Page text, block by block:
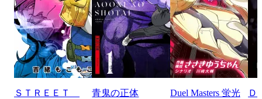
ＳＴＲＥＥＴ
青鬼の正体
Duel Masters 蛍光
Ｄ